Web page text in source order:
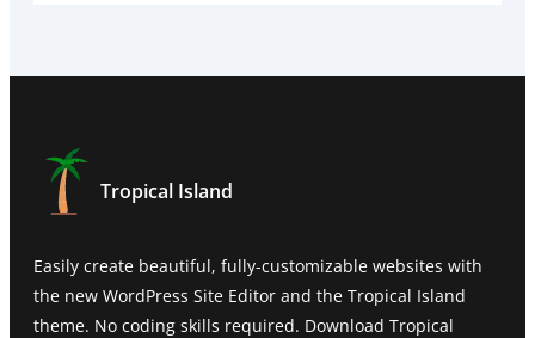
Tropical Island
Easily create beautiful, fully-customizable websites with
the new WordPress Site Editor and the Tropical Island
theme. No coding skills required. Download Tropical